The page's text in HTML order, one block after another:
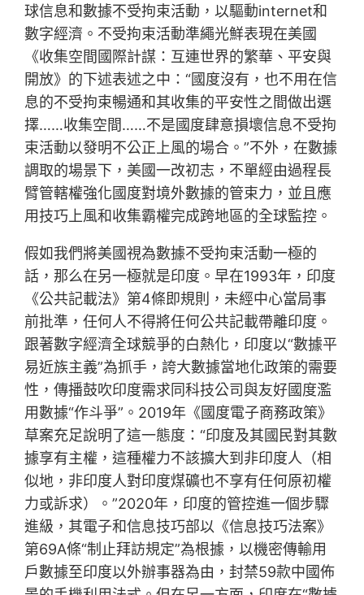
球信息和數據不受拘束活動，以驅動internet和
數字經濟。不受拘束活動準繩光鮮表現在美國
《收集空間國際計謀：互連世界的繁華、平安與
開放》的下述表述之中：“國度沒有，也不用在信
息的不受拘束暢通和其收集的平安性之間做出選
擇……收集空間……不是國度肆意損壞信息不受拘
束活動以發明不公正上風的場合。”不外，在數據
調取的場景下，美國一改初志，不單經由過程長
臂管轄權強化國度對境外數據的管束力，並且應
用技巧上風和收集霸權完成跨地區的全球監控。
假如我們將美國視為數據不受拘束活動一極的
話，那么在另一極就是印度。早在1993年，印度
《公共記載法》第4條即規則，未經中心當局事
前批準，任何人不得將任何公共記載帶離印度。
跟著數字經濟全球競爭的白熱化，印度以“數據平
易近族主義”為抓手，誇大數據當地化政策的需要
性，傳播鼓吹印度需求同科技公司與友好國度濫
用數據“作斗爭”。2019年《國度電子商務政策》
草案充足說明了這一態度：“印度及其國民對其數
據享有主權，這種權力不該擴大到非印度人（相
似地，非印度人對印度煤礦也不享有任何原初權
力或訴求）。”2020年，印度的管控進一個步驟
進級，其電子和信息技巧部以《信息技巧法案》
第69A條“制止拜訪規定”為根據，以機密傳輸用
戶數據至印度以外辦事器為由，封禁59款中國佈